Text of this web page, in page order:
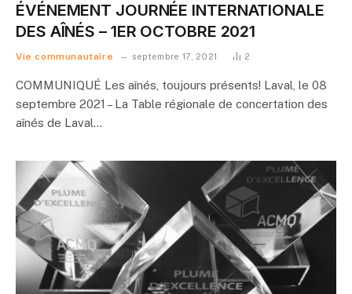
ÉVÉNEMENT JOURNÉE INTERNATIONALE
DES AÎNÉS – 1ER OCTOBRE 2021
Vie communautaire septembre 17, 2021 2
COMMUNIQUÉ Les aînés, toujours présents! Laval, le 08
septembre 2021 – La Table régionale de concertation des
aînés de Laval…